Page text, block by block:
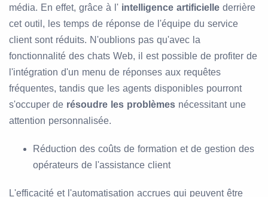
média. En effet, grâce à l' intelligence artificielle derrière
cet outil, les temps de réponse de l'équipe du service
client sont réduits. N'oublions pas qu'avec la
fonctionnalité des chats Web, il est possible de profiter de
l'intégration d'un menu de réponses aux requêtes
fréquentes, tandis que les agents disponibles pourront
s'occuper de résoudre les problèmes nécessitant une
attention personnalisée.
Réduction des coûts de formation et de gestion des
opérateurs de l'assistance client
L'efficacité et l'automatisation accrues qui peuvent être